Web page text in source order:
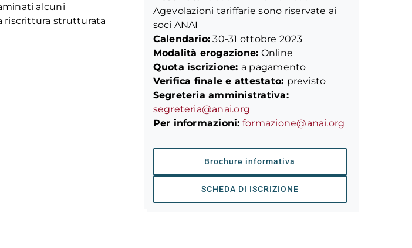
alcuni
riscrittura strutturata
Agevolazioni tariffarie sono riservate ai
soci ANAI
Calendario: 30-31 ottobre 2023
Modalità erogazione: Online
Quota iscrizione: a pagamento
Verifica finale e attestato: previsto
Segreteria amministrativa:
segreteria@anai.org
Per informazioni: formazione@anai.org
Brochure informativa
SCHEDA DI ISCRIZIONE